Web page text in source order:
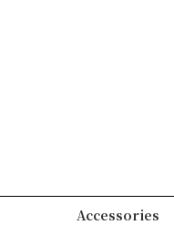
Accessories